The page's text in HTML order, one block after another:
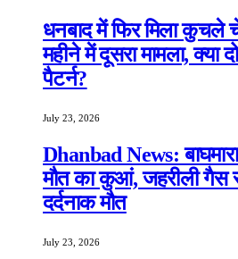
धनबाद में फिर मिला कुचले
महीने में दूसरा मामला, क्या
पैटर्न?
July 23, 2026
Dhanbad News:
मौत का कुआं, जहरीली गैस
दर्दनाक मौत
July 23, 2026